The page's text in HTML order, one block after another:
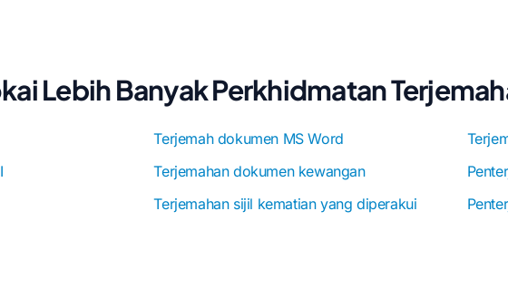
Lebih Banyak Perkhidmatan
Terjemah dokumen MS Word
Terjemahan dokumen kewangan
Terjemahan sijil kematian yang diperakui